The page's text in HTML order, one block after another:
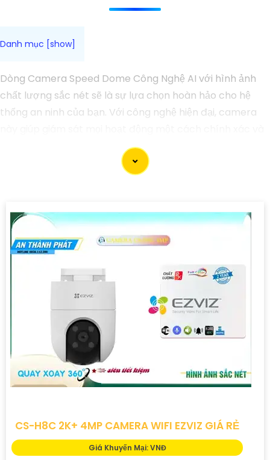
Dòng Camera Speed Dome Công Nghệ AI với hình ảnh
chất lượng sắc nét sẽ là sự lựa chọn hoàn hảo cho hệ
thống an ninh của bạn. Với công nghệ hiện đại, camera
rõ ràng. Tích hợp công nghệ AI, camera này có khả năng
nhận diện và phân biệt đối tượng, giúp tăng cường hiệu
cao an toànan toàn cho gia đình, doanh nghiệp của
bạn và hãy đầu tư vào một giải pháp an ninh đáng tin
cậy.
CS-H8C 2K+ 4MP CAMERA WIFI EZVIZ GIÁ RẺ
Giá Khuyến Mại: VNĐ